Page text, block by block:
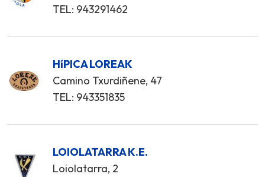
TEL: 943291462
HíPICA LOREAK
Camino Txurdiñene, 47
TEL: 943351835
LOIOLATARRA K.E.
Loiolatarra, 2